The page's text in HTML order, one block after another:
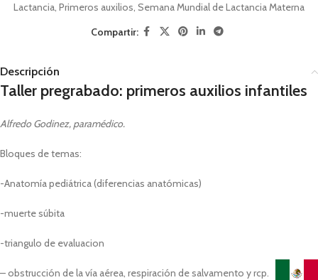
Lactancia, Primeros auxilios, Semana Mundial de Lactancia Materna
Compartir:
Descripción
Taller pregrabado: primeros auxilios infantiles
Alfredo Godinez, paramédico.
Bloques de temas:
-Anatomía pediátrica (diferencias anatómicas)
-muerte súbita
-triangulo de evaluacion
– obstrucción de la vía aérea, respiración de salvamento y rcp.